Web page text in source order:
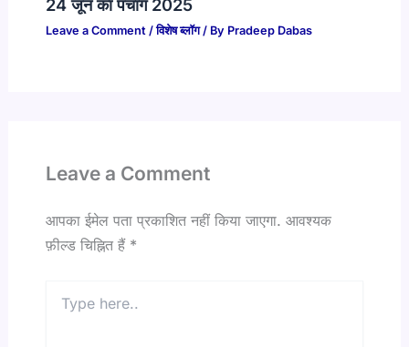
24 जून का पंचांग 2025
Leave a Comment /विशेष ब्लॉग/ By Pradeep Dabas
Leave a Comment
आपका ईमेल पता प्रकाशित नहीं किया जाएगा. आवश्यक
फ़ील्ड चिह्नित हैं *
here..